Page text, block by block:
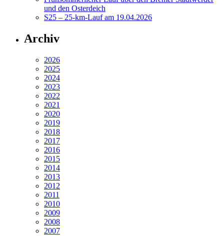
und den Osterdeich
S25 – 25-km-Lauf am 19.04.2026
Archiv
2026
2025
2024
2023
2022
2021
2020
2019
2018
2017
2016
2015
2014
2013
2012
2011
2010
2009
2008
2007